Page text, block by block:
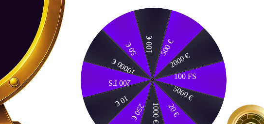
100 FS
5000 €
20 €
1000 €
250 €
10 €
200 FS
10000 €
50 € 100 € 500 €
2000 €